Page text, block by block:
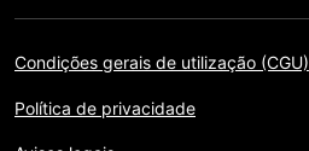
Condições gerais de utilização (CGU)
Política de privacidade